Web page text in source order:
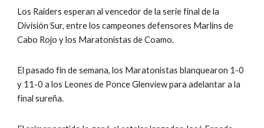
Los Raiders esperan al vencedor de la serie final de la
División Sur, entre los campeones defensores Marlins de
Cabo Rojo y los Maratonistas de Coamo.
El pasado fin de semana, los Maratonistas blanquearon 1-0
y 11-0 a los Leones de Ponce Glenview para adelantar a la
final sureña.